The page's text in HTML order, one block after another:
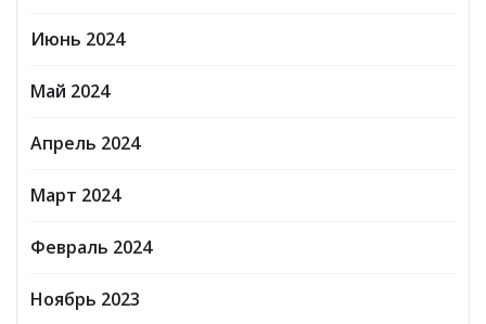
Июнь 2024
Май 2024
Апрель 2024
Март 2024
Февраль 2024
Ноябрь 2023